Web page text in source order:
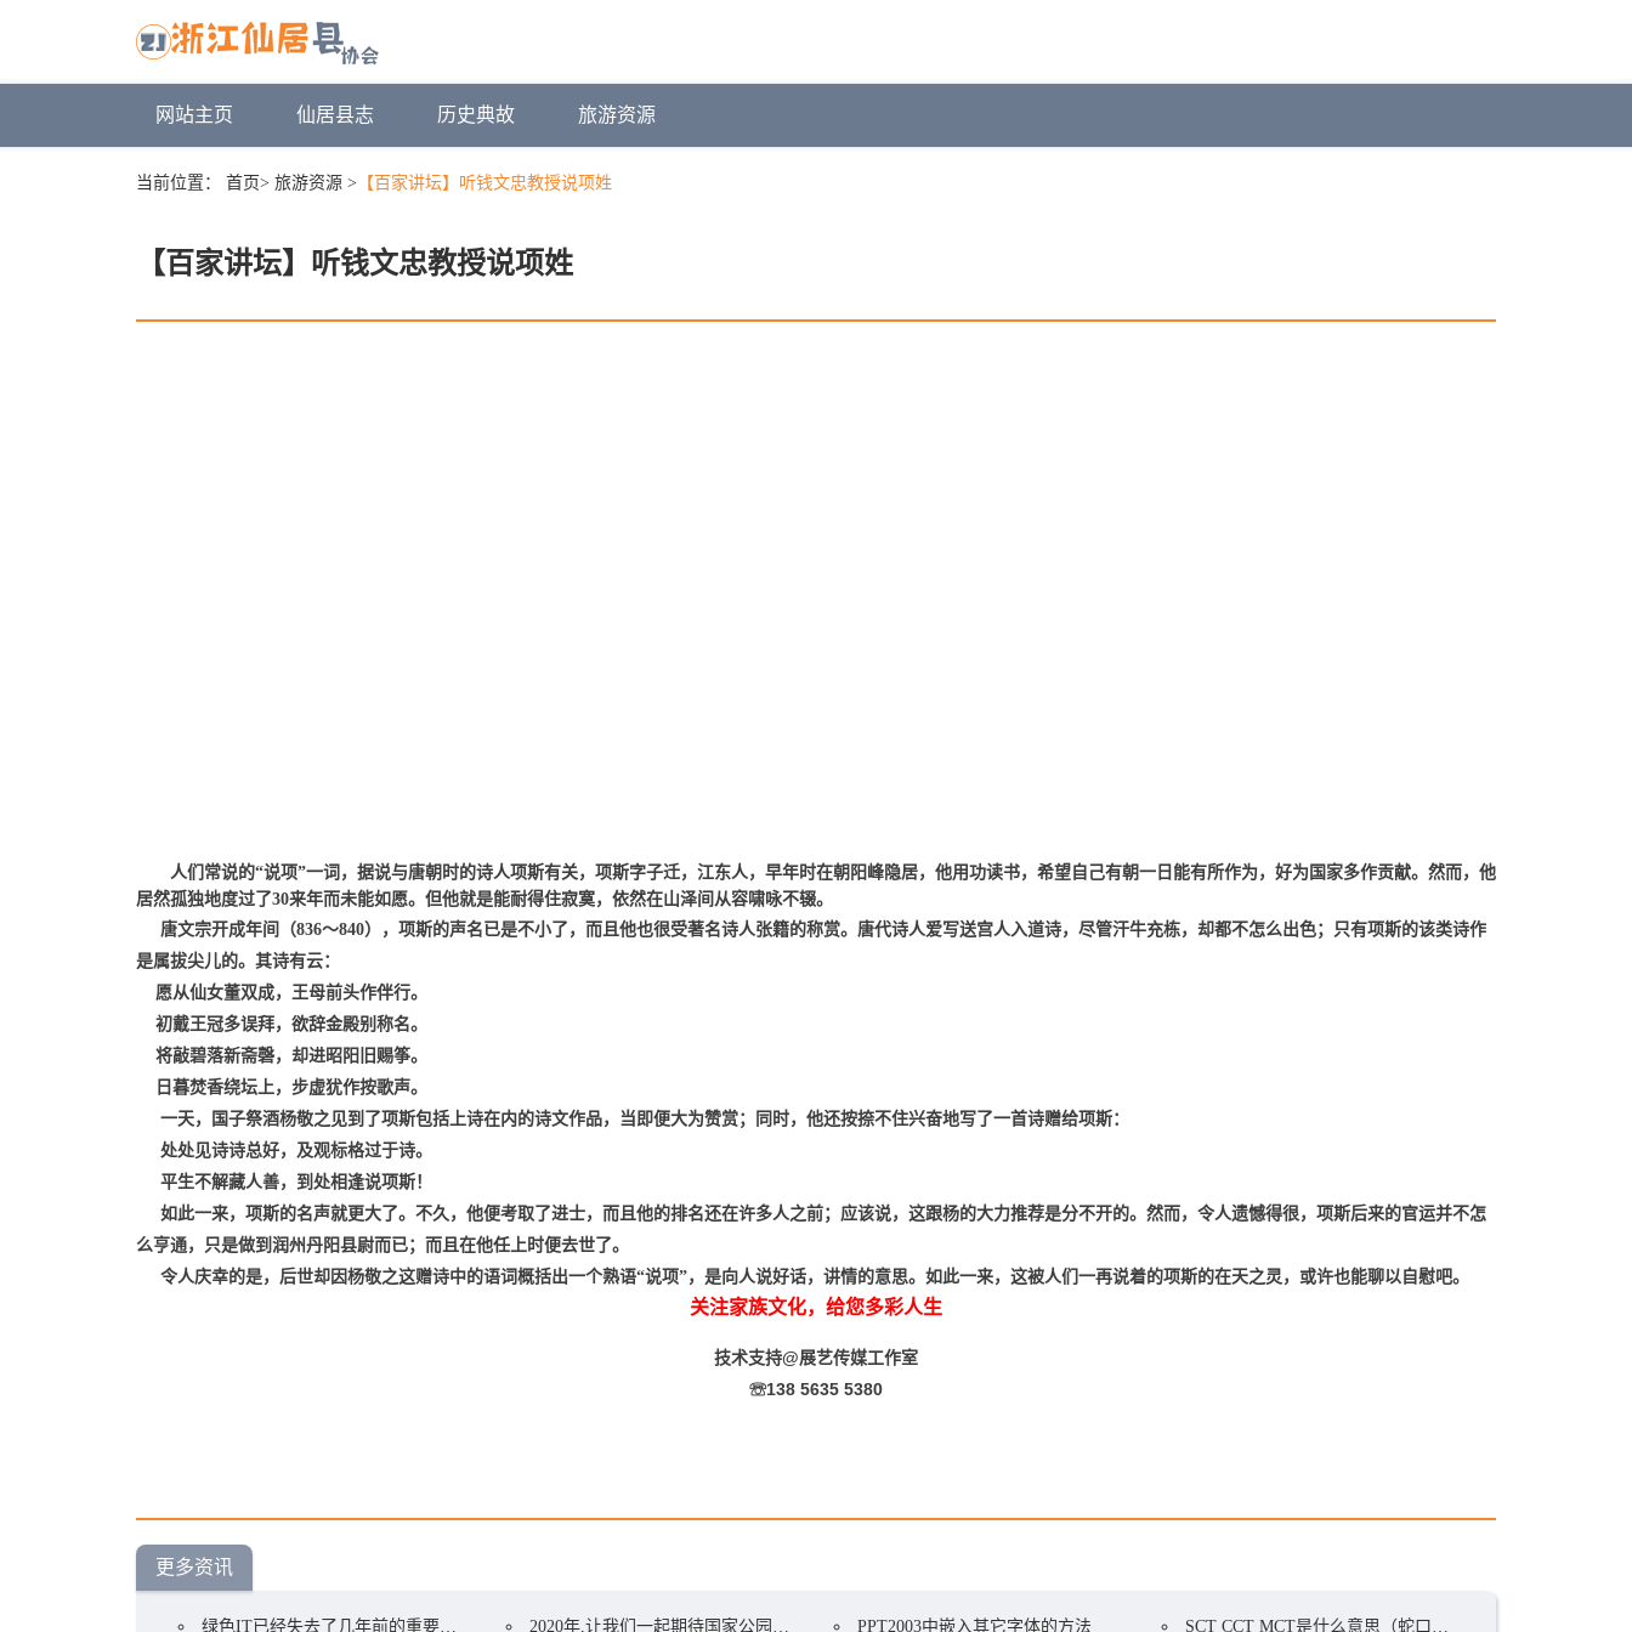
网站主页 仙居县志 历史典故 旅游资源
当前位置： 首页> 旅游资源 > 【百家讲坛】听钱文忠教授说项姓
【百家讲坛】听钱文忠教授说项姓
人们常说的“说项”一词，据说与唐朝时的诗人项斯有关，项斯字子迁，江东人，早年时在朝阳峰隐居，他用功读书，希望自己有朝一日能有所作为，好为国家多作贡献。然而，他
居然孤独地度过了30来年而未能如愿。但他就是能耐得住寂寞，依然在山泽间从容啸咏不辍。
唐文宗开成年间（836～840），项斯的声名已是不小了，而且他也很受著名诗人张籍的称赏。唐代诗人爱写送宫人入道诗，尽管汗牛充栋，却都不怎么出色；只有项斯的该类诗作
是属拔尖儿的。其诗有云：
愿从仙女董双成，王母前头作伴行。
初戴王冠多误拜，欲辞金殿别称名。
将敲碧落新斋磬，却进昭阳旧赐筝。
日暮焚香绕坛上，步虚犹作按歌声。
一天，国子祭酒杨敬之见到了项斯包括上诗在内的诗文作品，当即便大为赞赏；同时，他还按捺不住兴奋地写了一首诗赠给项斯：
处处见诗诗总好，及观标格过于诗。
平生不解藏人善，到处相逢说项斯！
如此一来，项斯的名声就更大了。不久，他便考取了进士，而且他的排名还在许多人之前；应该说，这跟杨的大力推荐是分不开的。然而，令人遗憾得很，项斯后来的官运并不怎
么亨通，只是做到润州丹阳县尉而已；而且在他任上时便去世了。
令人庆幸的是，后世却因杨敬之这赠诗中的语词概括出一个熟语“说项”，是向人说好话，讲情的意思。如此一来，这被人们一再说着的项斯的在天之灵，或许也能聊以自慰吧。
关注家族文化，给您多彩人生
技术支持@展艺传媒工作室
☏138 5635 5380
更多资讯
绿色IT已经失去了几年前的重要性以下是有效它的策略 2020年,让我们一起期待国家公园的到来 PPT2003中嵌入其它字体的方法 SCT CCT MCT是什么意思（蛇口海关下辖集装箱码头）